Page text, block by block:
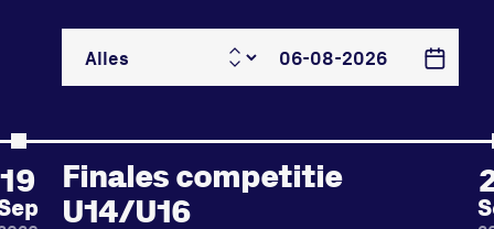
19 Finales competitie
U14/U16